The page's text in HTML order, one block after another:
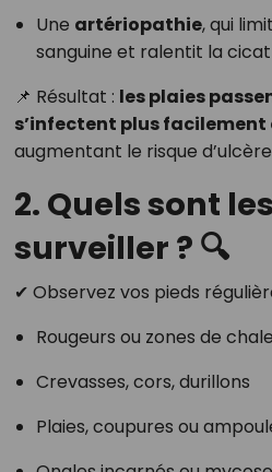
Une artériopathie, qui
sanguine et ralentit la
📌 Résultat : les plaies
s’infectent plus
augmentant le risque
2. Quels sont
surveiller ? 🔍
✔ Observez vos pieds
Rougeurs ou zones de
Crevasses, cors, durillons
Plaies, coupures ou